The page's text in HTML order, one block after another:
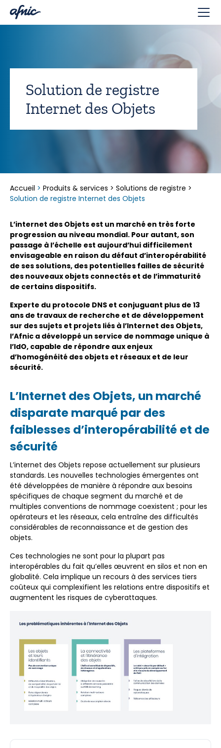
Solution de registre
Internet des Objets
Accueil > Produits & services > Solutions de registre >
Solution de registre Internet des Objets
L’internet des Objets est un marché en très forte
progression au niveau mondial. Pour autant, son
passage à l’échelle est aujourd’hui difficilement
envisageable en raison du défaut d’interopérabilité
de ses solutions, des potentielles failles de sécurité
des nouveaux objets connectés et de l’immaturité
de certains dispositifs.
Experte du protocole DNS et conjuguant plus de 13
ans de travaux de recherche et de développement
sur des sujets et projets liés à l’Internet des Objets,
l’Afnic a développé un service de nommage unique à
l’IdO, capable de répondre aux enjeux
d’homogénéité des objets et réseaux et de leur
sécurité.
L’Internet des Objets, un marché
disparate marqué par des
faiblesses d’interopérabilité et de
sécurité
L’internet des Objets repose actuellement sur plusieurs
standards. Les nouvelles technologies émergentes ont
été développées de manière à répondre aux besoins
spécifiques de chaque segment du marché et de
multiples conventions de nommage coexistent ; pour les
opérateurs et les réseaux, cela entraîne des difficultés
considérables de reconnaissance et de gestion des
objets.
Ces technologies ne sont pour la plupart pas
interopérables du fait qu’elles œuvrent en silos et non en
globalité. Cela implique un recours à des services tiers
coûteux qui complexifient les relations entre dispositifs et
augmentent les risques de cyberattaques.
Panneau de gestion des cookies